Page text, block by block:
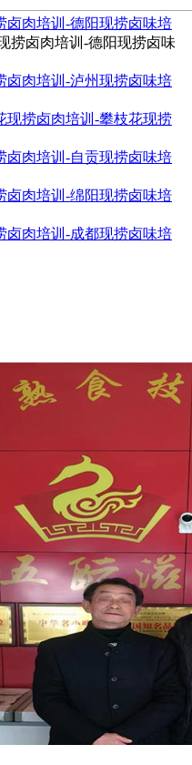
卤肉培训-德阳现捞卤味培
捞卤肉培训-德阳现捞卤味
卤肉培训-泸州现捞卤味培
现捞卤肉培训-攀枝花现捞
卤肉培训-自贡现捞卤味培
卤肉培训-绵阳现捞卤味培
卤肉培训-成都现捞卤味培